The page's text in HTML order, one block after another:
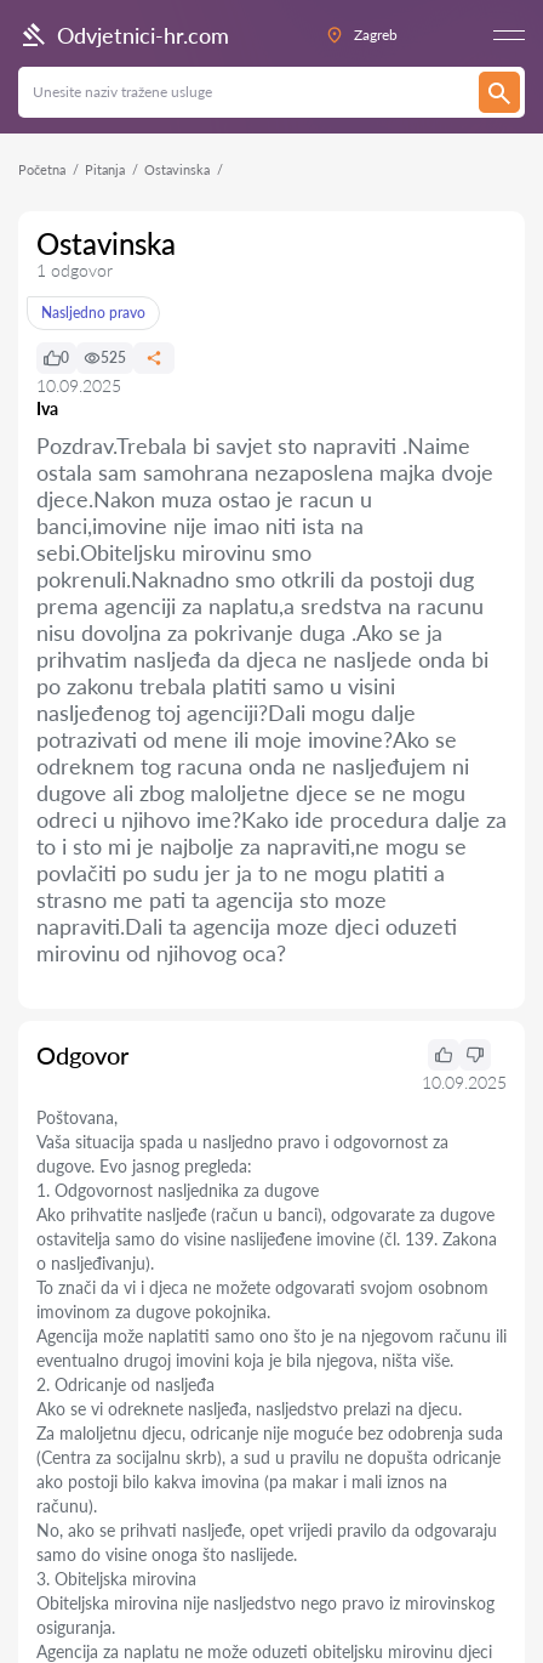
Odvjetnici-hr.com Zagreb
Početna Pitanja Ostavinska
Ostavinska
1 odgovor
Nasljedno pravo
Iva
0 525
10.09.2025
Pozdrav.Trebala bi savjet sto napraviti .Naime
ostala sam samohrana nezaposlena majka dvoje
djece.Nakon muza ostao je racun u
banci,imovine nije imao niti ista na
sebi.Obiteljsku mirovinu smo
pokrenuli.Naknadno smo otkrili da postoji dug
prema agenciji za naplatu,a sredstva na racunu
nisu dovoljna za pokrivanje duga .Ako se ja
prihvatim nasljeđa da djeca ne nasljede onda bi
po zakonu trebala platiti samo u visini
nasljeđenog toj agenciji?Dali mogu dalje
potrazivati od mene ili moje imovine?Ako se
odreknem tog racuna onda ne nasljeđujem ni
dugove ali zbog maloljetne djece se ne mogu
odreci u njihovo ime?Kako ide procedura dalje za
to i sto mi je najbolje za napraviti,ne mogu se
povlačiti po sudu jer ja to ne mogu platiti a
strasno me pati ta agencija sto moze
napraviti.Dali ta agencija moze djeci oduzeti
mirovinu od njihovog oca?
Odgovor
10.09.2025
Poštovana,
Vaša situacija spada u nasljedno pravo i odgovornost za
dugove. Evo jasnog pregleda:
1. Odgovornost nasljednika za dugove
Ako prihvatite nasljeđe (račun u banci), odgovarate za dugove
ostavitelja samo do visine naslijeđene imovine (čl. 139. Zakona
o nasljeđivanju).
To znači da vi i djeca ne možete odgovarati svojom osobnom
imovinom za dugove pokojnika.
Agencija može naplatiti samo ono što je na njegovom računu ili
eventualno drugoj imovini koja je bila njegova, ništa više.
2. Odricanje od nasljeđa
Ako se vi odreknete nasljeđa, nasljedstvo prelazi na djecu.
Za maloljetnu djecu, odricanje nije moguće bez odobrenja suda
(Centra za socijalnu skrb), a sud u pravilu ne dopušta odricanje
ako postoji bilo kakva imovina (pa makar i mali iznos na
računu).
No, ako se prihvati nasljeđe, opet vrijedi pravilo da odgovaraju
samo do visine onoga što naslijede.
3. Obiteljska mirovina
Obiteljska mirovina nije nasljedstvo nego pravo iz mirovinskog
osiguranja.
Agencija za naplatu ne može oduzeti obiteljsku mirovinu djeci